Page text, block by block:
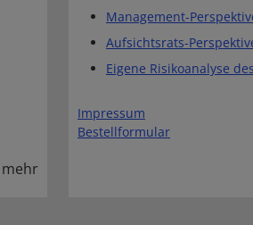
mehr
Management-
Aufsichtsrats-
Eigene Risikoanalyse
Impressum
Bestellformular